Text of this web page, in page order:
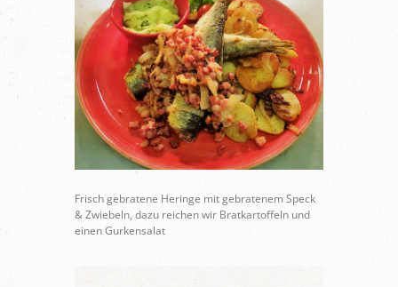
Frisch gebratene Heringe mit gebratenem Speck
& Zwiebeln, dazu reichen wir Bratkartoffeln und
einen Gurkensalat